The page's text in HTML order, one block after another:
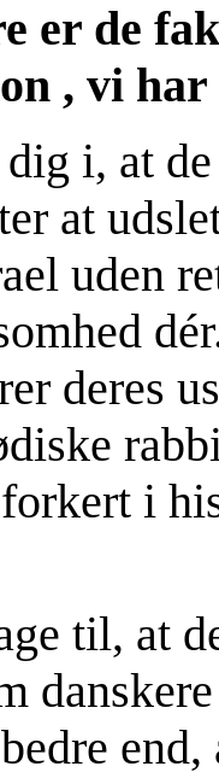
er de
, vi
i, at
at
uden
deres
i
til, at